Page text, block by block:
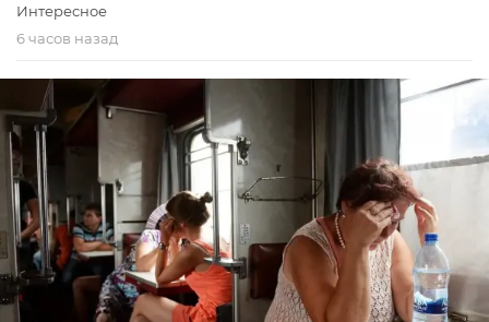
Интересное
6 часов назад